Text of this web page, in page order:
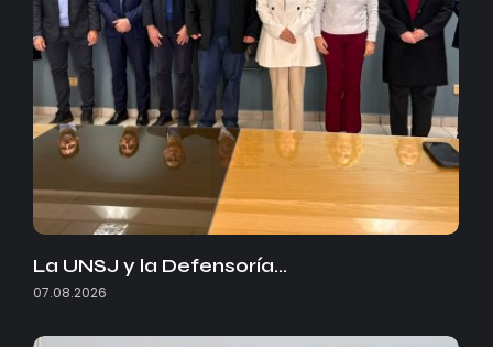
La UNSJ y la Defensoría…
07.08.2026